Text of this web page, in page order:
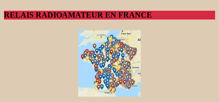
RELAIS RADIOAMATEUR EN FRANCE